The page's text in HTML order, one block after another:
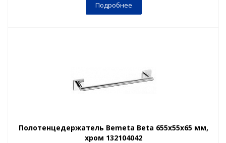
Подробнее
Полотенцедержатель Bemeta Beta 655x55x65 мм,
хром 132104042